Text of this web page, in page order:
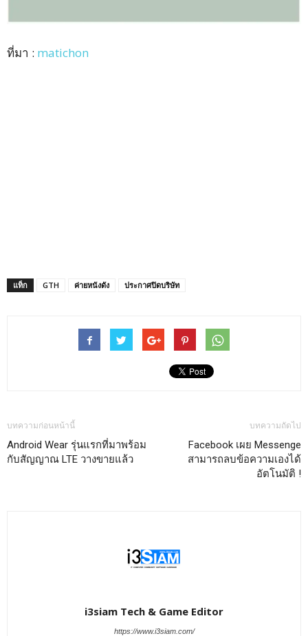
ที่มา : matichon
แท็ก GTH ค่ายหนังดัง ประกาศปิดบริษัท
บทความก่อนหน้านี้
Android Wear รุ่นแรกที่มาพร้อม
กับสัญญาณ LTE วางขายแล้ว
บทความถัดไป
Facebook เผย Messenge
สามารถลบข้อความเองได้
อัตโนมัติ !
i3siam Tech & Game Editor
https://www.i3siam.com/